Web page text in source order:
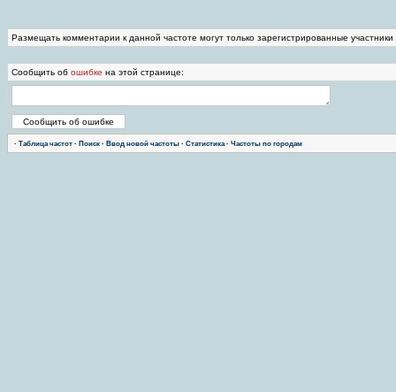
Размещать комментарии к данной частоте могут только зарегистрированные
Сообщить об ошибке на этой странице:
· Таблица частот · Поиск · Ввод новой частоты · Статистика· Частоты по городам